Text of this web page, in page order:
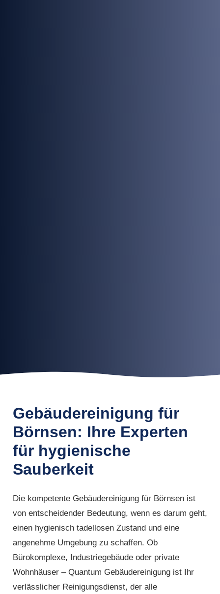
Gebäudereinigung für
Börnsen: Ihre Experten
für hygienische
Sauberkeit
Die kompetente Gebäudereinigung für Börnsen ist
von entscheidender Bedeutung, wenn es darum geht,
einen hygienisch tadellosen Zustand und eine
angenehme Umgebung zu schaffen. Ob
Bürokomplexe, Industriegebäude oder private
Wohnhäuser – Quantum Gebäudereinigung ist Ihr
verlässlicher Reinigungsdienst, der alle